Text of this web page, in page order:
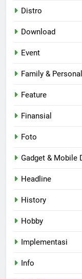
Distro
Download
Event
Family & Personal
Feature
Finansial
Foto
Gadget & Mobile
Headline
History
Hobby
Implementasi
Info